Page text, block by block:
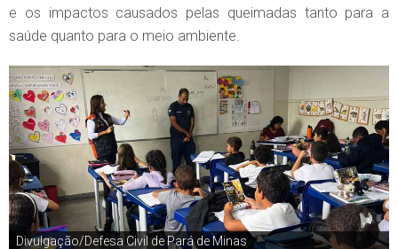
e os impactos causados pelas queimadas tanto para a
saúde quanto para o meio ambiente.
Divulgação/Defesa Civil de Pará de Minas